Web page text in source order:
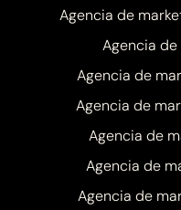
Agencia de
Agencia
Agencia de
Agencia de
Agencia de
Agencia de
Agencia de